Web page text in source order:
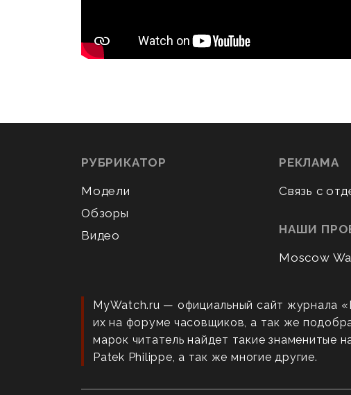
РУБРИКАТОР
Модели
Обзоры
Видео
РЕКЛАМА
Связь с
НАШИ
Moscow
MyWatch.ru — официальный сайт журнала
их на форуме часовщиков, а так же
марок читатель найдет такие знаменитые
Patek Philippe, а так же многие другие.